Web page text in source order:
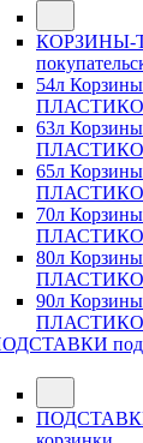
КОРЗИНЫ-
54л
63л
65л
70л
80л
90л
под
ПОДСТАВКИ